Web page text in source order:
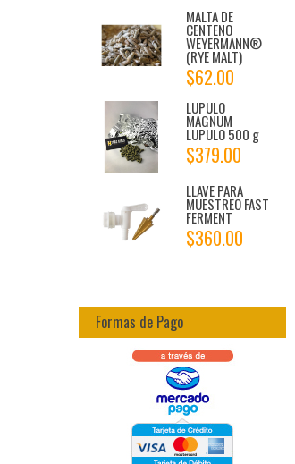
MALTA DE
CENTENO
WEYERMANN®
(RYE MALT)
$62.00
LUPULO
MAGNUM
LUPULO 500 g
$379.00
LLAVE PARA
MUESTREO FAST
FERMENT
$360.00
Formas de Pago